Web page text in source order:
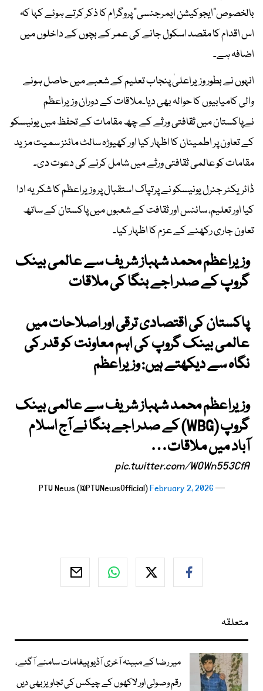
بالخصوص"ایجوکیشن ایمرجنسی" پروگرام کا ذکر کرتے ہوئے کہا کہ
اس اقدام کا مقصد اسکول جانے کی عمر کے بچوں کے داخلوں میں
اضافہ ہے۔
انہوں نے بطور وزیراعلیٰ پنجاب تعلیم کے شعبے میں حاصل ہونے
والی کامیابیوں کا حوالہ بھی دیا۔ملاقات کے دوران وزیراعظم
نےپاکستان میں ثقافتی ورثے کے چھ مقامات کے تحفظ میں یونیسکو
کے تعاون پر اطمینان کا اظہار کیا اور کھیوڑہ سالٹ مائنز سمیت مزید
مقامات کو عالمی ثقافتی ورثے میں شامل کرنے کی دعوت دی۔
ڈائریکٹر جنرل یونیسکو نے پرتپاک استقبال پر وزیراعظم کا شکریہ ادا
کیا اور تعلیم، سائنس اور ثقافت کے شعبوں میں پاکستان کے ساتھ
تعاون جاری رکھنے کے عزم کا اظہار کیا۔
وزیراعظم محمد شہباز شریف سے عالمی بینک
گروپ کے صدر اجے بنگا کی ملاقات
پاکستان کی اقتصادی ترقی اور اصلاحات میں
عالمی بینک گروپ کی اہم معاونت کو قدر کی
نگاہ سے دیکھتے ہیں: وزیراعظم
وزیراعظم محمد شہباز شریف سے عالمی بینک
گروپ (WBG) کے صدر اجے بنگا نے آج اسلام
آباد میں ملاقات…
pic.twitter.com/WOWn553CfA
— PTV News (@PTVNewsOfficial)
February 2, 2026
متعلقہ
میر رضا کے مبینہ آخری آڈیو پیغامات سامنے آگئے،
رقم وصولی اور لاکھوں کے چیکس کی تجاویز بھی دیں